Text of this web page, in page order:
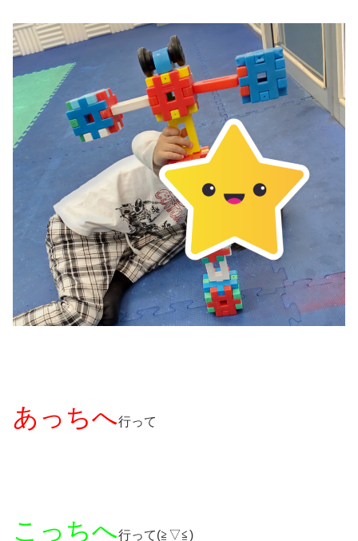
あっちへ行って
こっちへ行って(≧▽≦)